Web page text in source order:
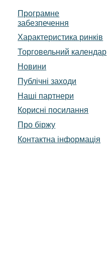
Програмне
забезпечення
Характеристика pинків
Торговельний календар
Новини
Публічні заходи
Наші партнери
Корисні посилання
Про біржу
Контактна інформація